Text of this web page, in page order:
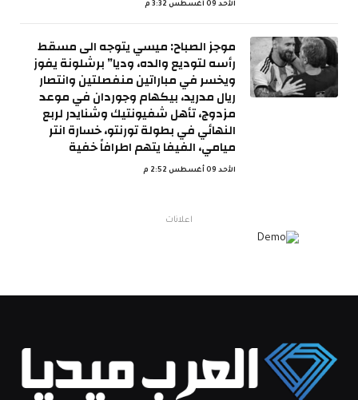
الأحد 09 أغسطس 3:32 م
موجز الصباح: ميسي يتوجه الى مسقط
رأسه لتوديع والده، وديا” برشلونة يفوز
ويخسر في مباراتين منفصلتين وانتصار
ريال مدريد، بيكهام وجوردان في موعد
مزدوج، تأهل شفيونتيك وشنايدر لربع
النهائي في بطولة تورنتو، خسارة انتر
ميامي، الفيفا يتهم اطرافاً خفية
الأحد 09 أغسطس 2:52 م
اعلانات